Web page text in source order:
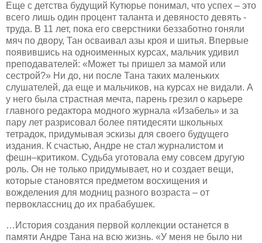
Еще с детства будущий Кутюрье понимал, что успех – это
всего лишь один процент таланта и девяносто девять -
труда. В 11 лет, пока его сверстники беззаботно гоняли
мяч по двору, Тан осваивал азы кроя и шитья. Впервые
появившись на одноименных курсах, мальчик удивил
преподавателей: «Может ты пришел за мамой или
сестрой?» Ни до, ни после Тана таких маленьких
слушателей, да еще и мальчиков, на курсах не видали. А
у него была страстная мечта, парень грезил о карьере
главного редактора модного журнала «Изабель» и за
пару лет разрисовал более пятидесяти школьных
тетрадок, придумывая эскизы для своего будущего
издания. К счастью, Андре не стал журналистом и
фешн–критиком. Судьба уготовала ему совсем другую
роль. Он не только придумывает, но и создает вещи,
которые становятся предметом восхищения и
вожделения для модниц разного возраста – от
первоклассниц до их прабабушек.
…История создания первой коллекции останется в
памяти Андре Тана на всю жизнь. «У меня не было ни